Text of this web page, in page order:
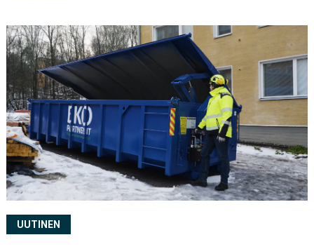
UUTINEN